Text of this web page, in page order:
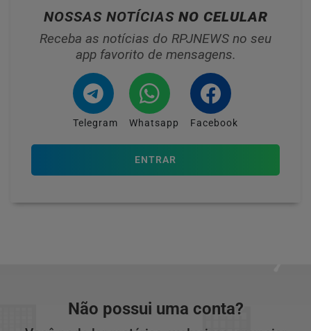
NOSSAS NOTÍCIAS NO CELULAR
Receba as notícias do RPJNEWS no seu
app favorito de mensagens.
Telegram Whatsapp Facebook
ENTRAR
Não possui uma conta?